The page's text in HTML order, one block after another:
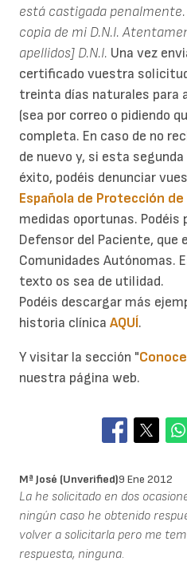
está castigada penalmente.
copia de mi D.N.I.
apellidos] D.N.I. Una vez
certificado vuestra
treinta días naturales para
(sea por correo o pidiendo
completa. En caso de no
de nuevo y, si esta
éxito, podéis denunciar
Española de Protección
medidas oportunas. Podéis
Defensor del Paciente, que
Comunidades Autónomas.
texto os sea de utilidad.
Podéis descargar más
historia clínica AQUÍ.
Y visitar la sección "
nuestra página web.
Mª José (unverified)9 Ene 2012
La he solicitado en dos
ningún caso he obtenido
volver a solicitarla pero me
respuesta, ninguna.